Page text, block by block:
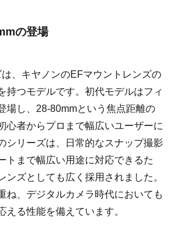
の登場
、キヤノンのEFマウントレンズの
持つモデルです。初代モデルはフィ
場し、28-80mmという焦点距離の
心者からプロまで幅広いユーザーに
シリーズは、日常的なスナップ撮影
トまで幅広い用途に対応できるた
ンズとしても広く採用されました。
ね、デジタルカメラ時代においても
える性能を備えています。